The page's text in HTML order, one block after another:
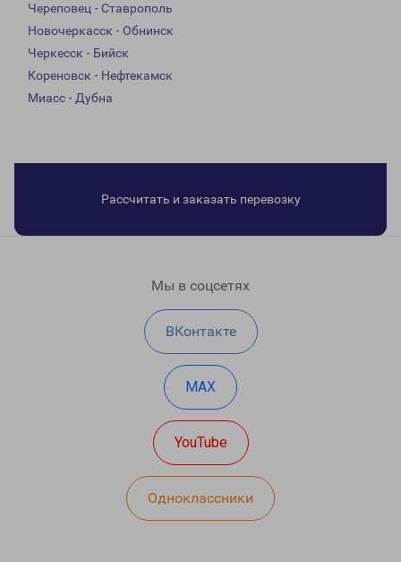
Череповец - Ставрополь
Новочеркасск - Обнинск
Черкесск - Бийск
Кореновск - Нефтекамск
Миасс - Дубна
Рассчитать и заказать перевозку
Мы в соцсетях
ВКонтакте
MAX
YouTube
Одноклассники